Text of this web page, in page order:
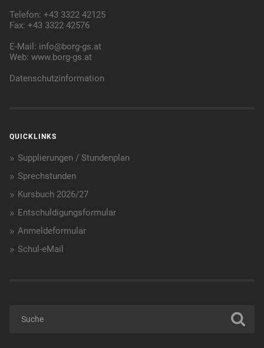
Telefon: +43 3322 42125
Fax: +43 3322 42576
E-Mail: info@borg-gs.at
Web:www.borg-gs.at
Datenschutzinformation
QUICKLINKS
Supplierungen / Stundenplan
Sprechstunden
Kursbuch 2026/27
Entschuldigungsformular
Anmeldeformular
Schul-eMail